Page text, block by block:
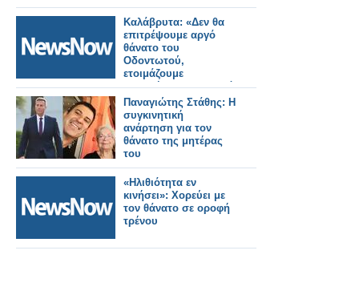
Καλάβρυτα: «Δεν θα
επιτρέψουμε αργό
θάνατο του
Οδοντωτού,
ετοιμάζουμε
απαντήσεις σε νομικό
και πολιτικό επίπεδο»
Παναγιώτης Στάθης: Η
συγκινητική
ανάρτηση για τον
θάνατο της μητέρας
του
«Ηλιθιότητα εν
κινήσει»: Xορεύει με
τον θάνατο σε οροφή
τρένου